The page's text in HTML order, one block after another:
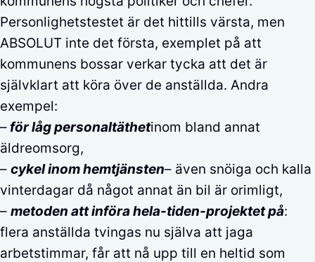
Personlighetstestet är det hittills värsta, men
ABSOLUT inte det första, exemplet på att
kommunens bossar verkar tycka att det är
självklart att köra över de anställda. Andra
exempel:
– för låg personaltäthetinom bland annat
äldreomsorg,
– cykel inom hemtjänsten– även snöiga och kalla
vinterdagar då något annat än bil är orimligt,
– metoden att införa hela-tiden-projektet på:
flera anställda tvingas nu själva att jaga
arbetstimmar, får att nå upp till en heltid som